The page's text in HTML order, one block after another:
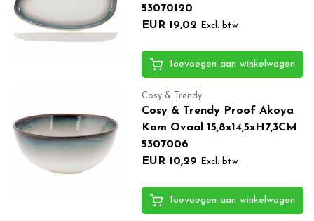
53070120
EUR 19,02
Excl. btw
Toevoegen aan winkelwagen
Cosy & Trendy
Cosy & Trendy Proof Akoya
Kom Ovaal 15,8x14,5xH7,3CM
5307006
EUR 10,29
Excl. btw
Toevoegen aan winkelwagen